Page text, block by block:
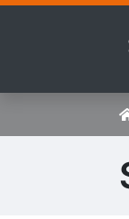
Zur Navigation
Zum Inhalt